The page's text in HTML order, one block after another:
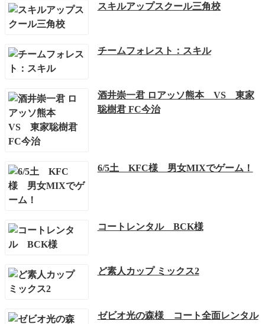
スキルアップスクール三角校
チームフォレスト：スキル
酒井崇一君 ロアッソ熊本 VS 東家
聡樹君 FC今治
6/5土 KFC様 男女MIXでゲーム！
コートレンタル BCK様
ど素人カップ ミックス2
ゼビオ光の森様 コート全面レンタル